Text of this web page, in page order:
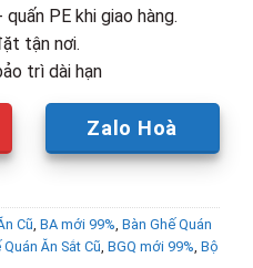
PE khi giao hàng.
tận nơi.
trì dài hạn
Zalo Hoà
Cũ BA mới 99% Bàn Ghế Quán
Quán Ăn Sắt Cũ BGQ mới 99% Bộ